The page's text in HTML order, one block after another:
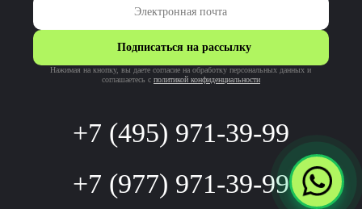
+7 (495) 971-39-99
+7 (977) 971-39-99
Подписаться на рассылку
Нажимая на кнопку, вы даете согласие на обработку персональных данных и
соглашаетесь c политикой конфиденциальности